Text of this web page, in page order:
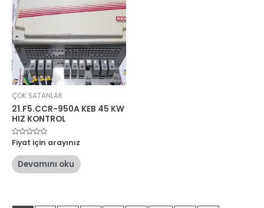
ÇOK SATANLAR
21.F5.CCR-950A KEB 45 KW
HIZ KONTROL
5
üzerinden
oy
aldı
Fiyat için arayınız
Devamını oku